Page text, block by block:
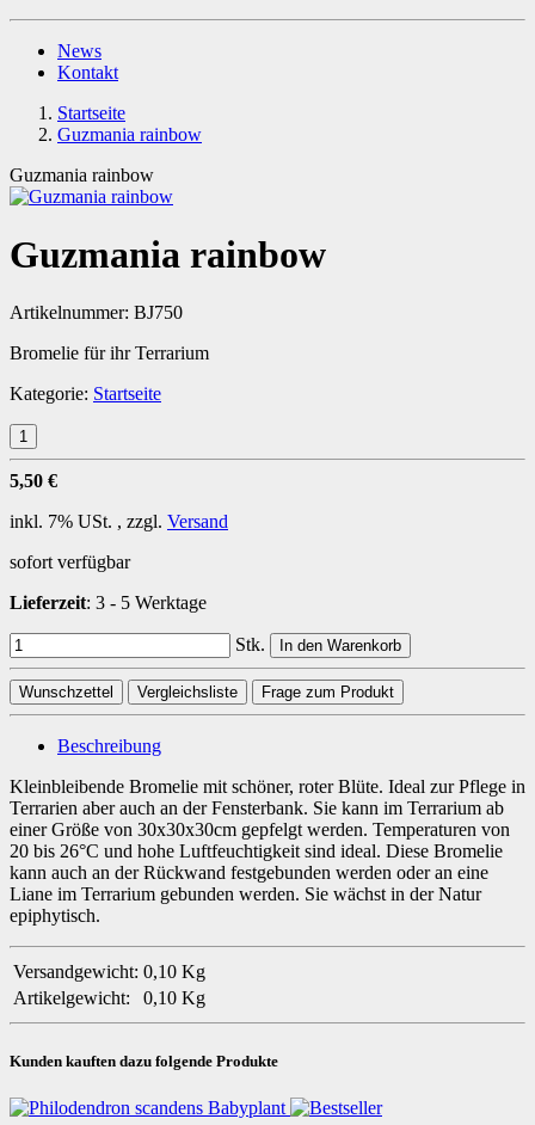
News
Kontakt
Startseite
Guzmania rainbow
Guzmania rainbow
Guzmania rainbow
Artikelnummer: BJ750
Bromelie für ihr Terrarium
Kategorie: Startseite
5,50 €
inkl. 7% USt. , zzgl. Versand
sofort verfügbar
Lieferzeit: 3 - 5 Werktage
Stk. In den Warenkorb
Wunschzettel Vergleichsliste Frage zum Produkt
Beschreibung
Kleinbleibende Bromelie mit schöner, roter Blüte. Ideal zur Pflege in
Terrarien aber auch an der Fensterbank. Sie kann im Terrarium ab
einer Größe von 30x30x30cm gepfelgt werden. Temperaturen von
20 bis 26°C und hohe Luftfeuchtigkeit sind ideal. Diese Bromelie
kann auch an der Rückwand festgebunden werden oder an eine
Liane im Terrarium gebunden werden. Sie wächst in der Natur
epiphytisch.
Versandgewicht: 0,10 Kg
Artikelgewicht:
0,10 Kg
Kunden kauften dazu folgende Produkte